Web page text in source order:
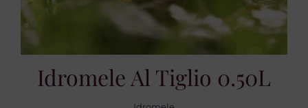
Idromele Al Tiglio 0.50L